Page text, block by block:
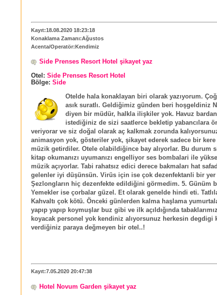
Kayıt:18.08.2020 18:23:18
Konaklama Zamanı:Ağustos
Acenta/Operatör:Kendimiz
Side Prenses Resort Hotel şikayet yaz
Otel: Side Prenses Resort Hotel
Bölge: Side
Otelde hala konaklayan biri olarak yazıyorum.
asık suratlı. Geldiğimiz günden beri hoşgeldiniz
diyen bir müdür, halkla ilişkiler yok. Havuz
istediğiniz de sizi saatlerce bekletip yabancılara
veriyorar ve siz doğal olarak aç kalkmak zorunda
animasyon yok, gösteriler yok, şikayet ederek sadece bir kere
müzik getirdiler. Otele olabildiğince bay alıyorlar. Bu durum
kitap okumanızı uyumanızı engelliyor ses bombalari ile
müzik açıyorlar. Tabi rahatsız edici derece bakmaları hat
gelenler iyi düşünsün. Virüs için ise çok dezenfektanli bir
Şezlongların hiç dezenfekte edildiğini görmedim. 5. Günüm
Yemekler ise çorbalar güzel. Et olarak genelde hindi eti.
Kahvaltı çok kötü. Önceki günlerden kalma haşlama
yapıp yapıp koymuşlar buz gibi ve ilk açıldığında
koyacak personel yok kendiniz alıyorsunuz herkesin degdigi
verdiğiniz paraya değmeyen bir otel..!
Kayıt:7.05.2020 20:47:38
Hotel Novum Garden şikayet yaz